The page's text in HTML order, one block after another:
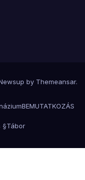
by Themeansar.
BEMUTATKOZÁS
§Tábor